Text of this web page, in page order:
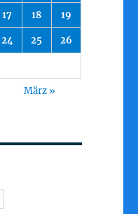
17 18 19
24 25 26
März »